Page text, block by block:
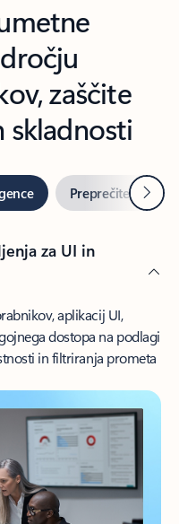
zaščite
skladnosti
Preprečite Naprej
za UI in
aplikacij UI,
dostopa na podlagi
in filtriranja prometa